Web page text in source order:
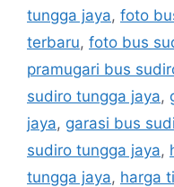
tungga jaya, foto
terbaru, foto bus
pramugari bus
sudiro tungga jaya,
jaya, garasi bus
sudiro tungga jaya,
tungga jaya, harga